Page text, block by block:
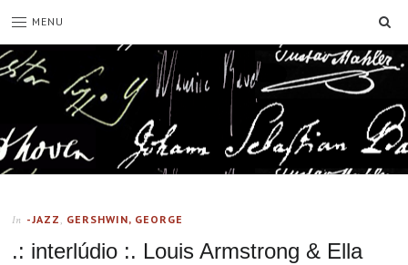
MENU
In -JAZZ , GERSHWIN, GEORGE
.: interlúdio :. Louis Armstrong & Ella